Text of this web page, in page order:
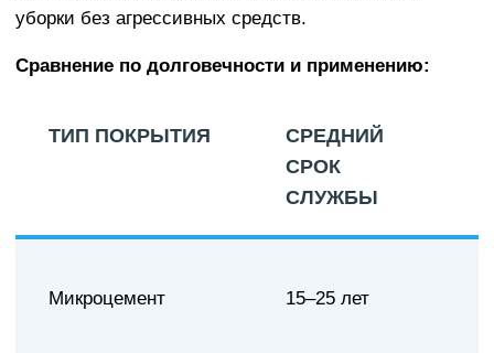
уборки без агрессивных средств.
Сравнение по долговечности и применению:
ТИП ПОКРЫТИЯ
СРЕДНИЙ
СРОК
СЛУЖБЫ
Микроцемент 15–25 лет